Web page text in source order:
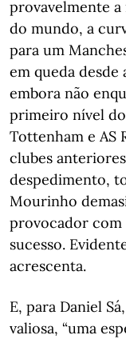
provavelmente
do mundo, a
para um
em queda desde
embora não
primeiro nível
Tottenham e AS
clubes
despedimento,
Mourinho
provocador com
sucesso.
acrescenta.
E, para Daniel
valiosa, “uma